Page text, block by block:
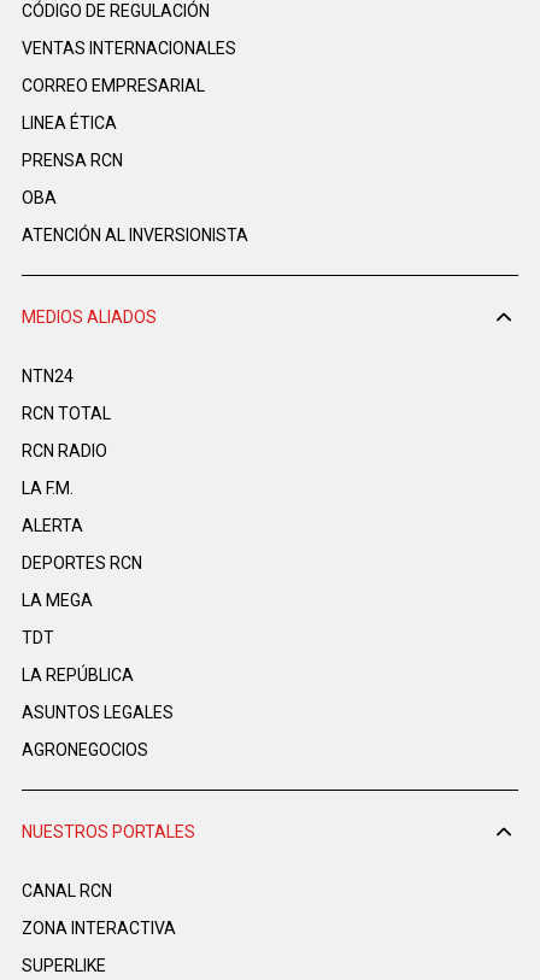
CÓDIGO DE REGULACIÓN
VENTAS INTERNACIONALES
CORREO EMPRESARIAL
LINEA ÉTICA
PRENSA RCN
OBA
ATENCIÓN AL INVERSIONISTA
MEDIOS ALIADOS
NTN24
RCN TOTAL
RCN RADIO
LA F.M.
ALERTA
DEPORTES RCN
LA MEGA
TDT
LA REPÚBLICA
ASUNTOS LEGALES
AGRONEGOCIOS
NUESTROS PORTALES
CANAL RCN
ZONA INTERACTIVA
SUPERLIKE